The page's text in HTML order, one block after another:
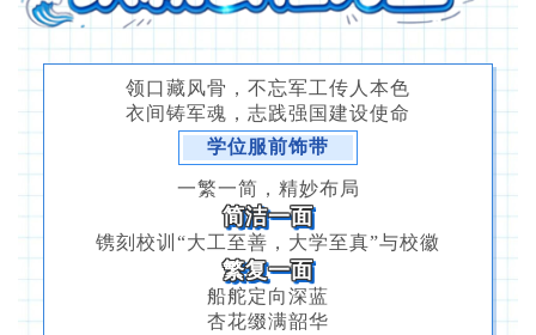
领口藏风骨，不忘军工传人本色
衣间铸军魂，志践强国建设使命
学位服前饰带
一繁一简，精妙布局
简洁一面
镌刻校训“大工至善，大学至真”与校徽
繁复一面
船舵定向深蓝
杏花缀满韶华